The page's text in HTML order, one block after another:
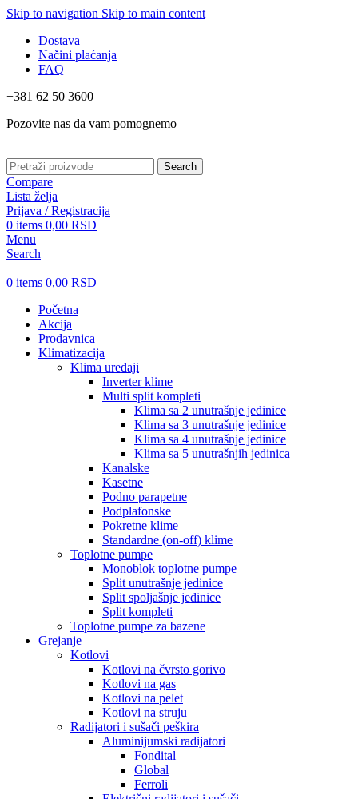
Skip to navigation Skip to main content
Dostava
Načini plaćanja
FAQ
+381 62 50 3600
Pozovite nas da vam pomognemo
Search
Compare
Lista želja
Prijava / Registracija
0 items 0,00 RSD
Menu
Search
0 items 0,00 RSD
Početna
Akcija
Prodavnica
Klimatizacija
Klima uređaji
Inverter klime
Multi split kompleti
Klima sa 2 unutrašnje jedinice
Klima sa 3 unutrašnje jedinice
Klima sa 4 unutrašnje jedinice
Klima sa 5 unutrašnjih jedinica
Kanalske
Kasetne
Podno parapetne
Podplafonske
Pokretne klime
Standardne (on-off) klime
Toplotne pumpe
Monoblok toplotne pumpe
Split unutrašnje jedinice
Split spoljašnje jedinice
Split kompleti
Toplotne pumpe za bazene
Grejanje
Kotlovi
Kotlovi na čvrsto gorivo
Kotlovi na gas
Kotlovi na pelet
Kotlovi na struju
Radijatori i sušači peškira
Aluminijumski radijatori
Fondital
Global
Ferroli